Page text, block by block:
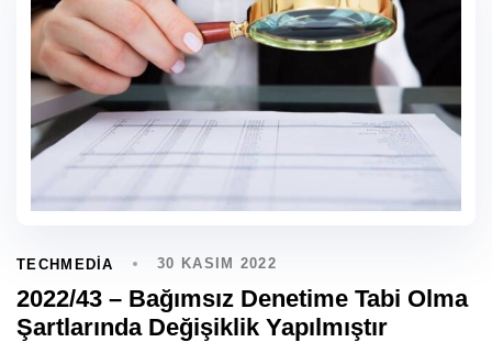
TECHMEDIA 30 KASIM 2022
2022/43 – Bağımsız Denetime Tabi Olma
Şartlarında Değişiklik Yapılmıştır